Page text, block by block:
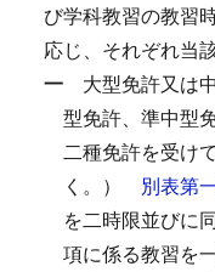
び学科教習の教習時
応じ、それぞれ当
一 大型免許又は
型免許、準中型
二種免許を受け
く。）
別表第
を二時限並びに
項に係る教習を